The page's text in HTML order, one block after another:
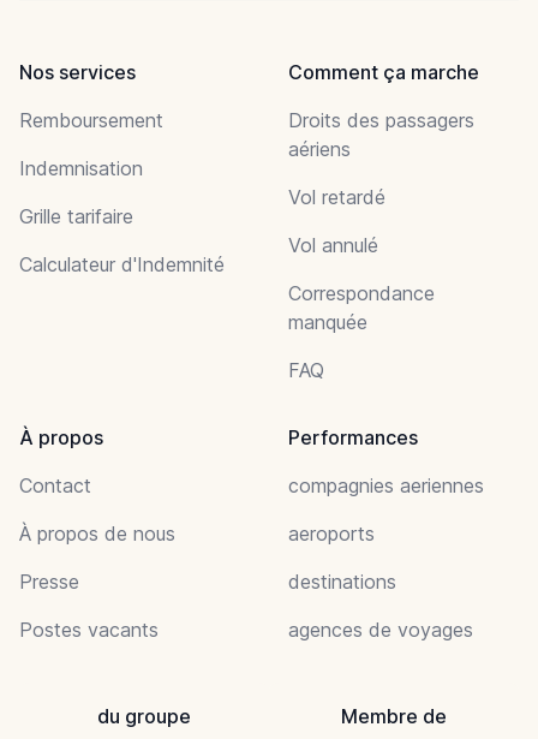
Nos services
Remboursement
Indemnisation
Grille tarifaire
Calculateur d'Indemnité
Comment ça marche
Droits des passagers
aériens
Vol retardé
Vol annulé
Correspondance
manquée
FAQ
À propos
Contact
À propos de nous
Presse
Postes vacants
Performances
compagnies aeriennes
aeroports
destinations
agences de voyages
du groupe Membre de